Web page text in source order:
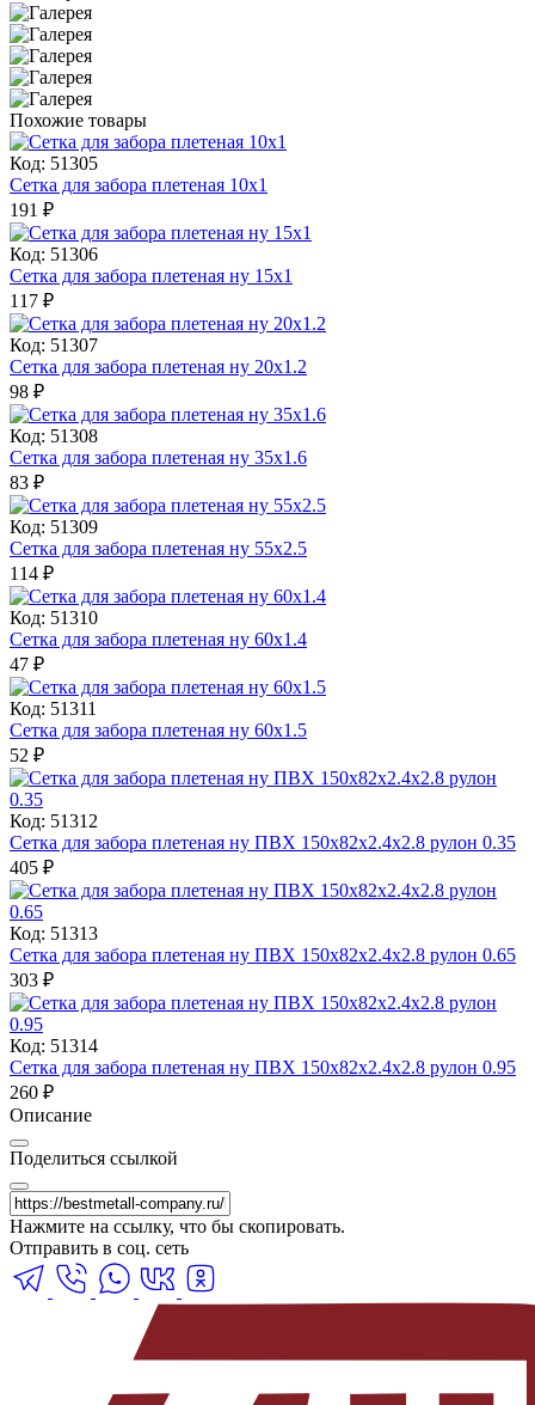
Похожие товары
Код: 51305
Сетка для забора плетеная 10х1
191 ₽
Код: 51306
Сетка для забора плетеная ну 15х1
117 ₽
Код: 51307
Сетка для забора плетеная ну 20х1.2
98 ₽
Код: 51308
Сетка для забора плетеная ну 35х1.6
83 ₽
Код: 51309
Сетка для забора плетеная ну 55х2.5
114 ₽
Код: 51310
Сетка для забора плетеная ну 60х1.4
47 ₽
Код: 51311
Сетка для забора плетеная ну 60х1.5
52 ₽
Код: 51312
Сетка для забора плетеная ну ПВХ 150х82х2.4х2.8 рулон 0.35
405 ₽
Код: 51313
Сетка для забора плетеная ну ПВХ 150х82х2.4х2.8 рулон 0.65
303 ₽
Код: 51314
Сетка для забора плетеная ну ПВХ 150х82х2.4х2.8 рулон 0.95
260 ₽
Описание
Поделиться ссылкой
Нажмите на ссылку, что бы скопировать.
Отправить в соц. сеть